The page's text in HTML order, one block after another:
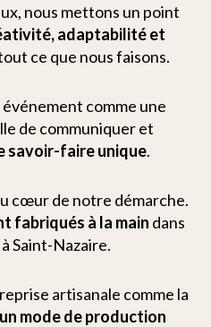
nous mettons un point
adaptabilité et
ce que nous faisons.
comme une
de communiquer et
savoir-faire unique.
cœur de notre démarche.
fabriqués à la main dans
Saint-Nazaire.
artisanale comme la
un mode de production